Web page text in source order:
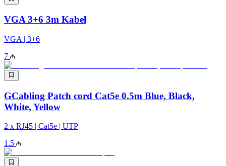
VGA 3+6 3m Kabel
VGA | 3+6
7
GCabling Patch cord Cat5e 0.5m Blue, Black,
White, Yellow
2 x RJ45 | Cat5e | UTP
1.5